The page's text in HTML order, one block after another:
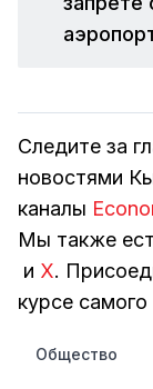
Следите за
новостями
каналы
Мы также
и Х.
курсе
Общество